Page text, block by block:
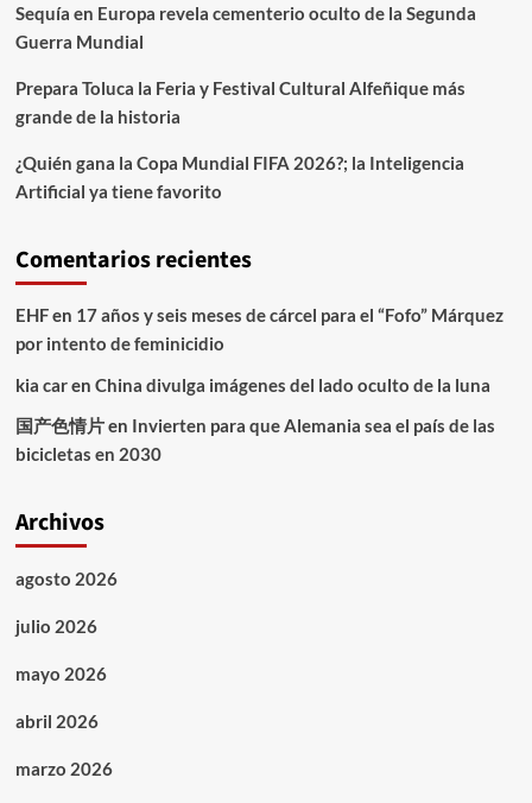
Sequía en Europa revela cementerio oculto de la Segunda
Guerra Mundial
Prepara Toluca la Feria y Festival Cultural Alfeñique más
grande de la historia
¿Quién gana la Copa Mundial FIFA 2026?; la Inteligencia
Artificial ya tiene favorito
Comentarios recientes
EHFen 17 años y seis meses de cárcel para el “Fofo” Márquez
por intento de feminicidio
kia caren China divulga imágenes del lado oculto de la luna
国产色情片en Invierten para que Alemania sea el país de las
bicicletas en 2030
Archivos
agosto 2026
julio 2026
mayo 2026
abril 2026
marzo 2026